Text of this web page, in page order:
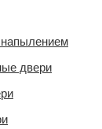
двери